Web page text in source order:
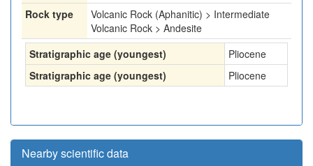
Rock type
Volcanic Rock (Aphanitic) > Intermediate
Volcanic Rock > Andesite
Stratigraphic age (youngest)
Pliocene
Stratigraphic age (youngest)
Pliocene
Nearby scientific data